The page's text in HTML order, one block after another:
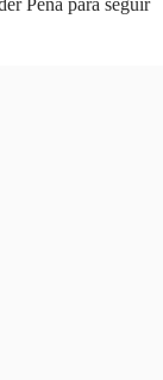
Peña para seguir